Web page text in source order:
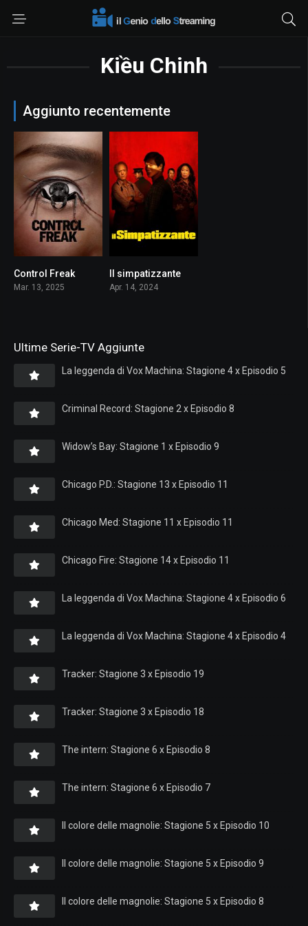
Kiều Chinh
Aggiunto recentemente
Control Freak
Mar. 13, 2025
7.8
Il simpatizzante
Apr. 14, 2024
Ultime Serie-TV Aggiunte
La leggenda di Vox Machina: Stagione 4 x Episodio 5
Criminal Record: Stagione 2 x Episodio 8
Widow’s Bay: Stagione 1 x Episodio 9
Chicago P.D.: Stagione 13 x Episodio 11
Chicago Med: Stagione 11 x Episodio 11
Chicago Fire: Stagione 14 x Episodio 11
La leggenda di Vox Machina: Stagione 4 x Episodio 6
La leggenda di Vox Machina: Stagione 4 x Episodio 4
Tracker: Stagione 3 x Episodio 19
Tracker: Stagione 3 x Episodio 18
The intern: Stagione 6 x Episodio 8
The intern: Stagione 6 x Episodio 7
Il colore delle magnolie: Stagione 5 x Episodio 10
Il colore delle magnolie: Stagione 5 x Episodio 9
Il colore delle magnolie: Stagione 5 x Episodio 8